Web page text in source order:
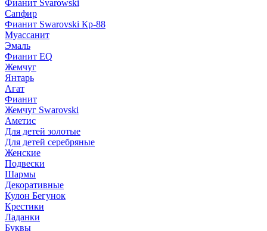
Фианит Svarowski
Сапфир
Фианит Swarovski Кр-88
Муассанит
Эмаль
Фианит EQ
Жемчуг
Янтарь
Агат
Фианит
Жемчуг Swarovski
Аметис
Для детей золотые
Для детей серебряные
Женские
Подвески
Шармы
Декоративные
Кулон Бегунок
Крестики
Ладанки
Буквы